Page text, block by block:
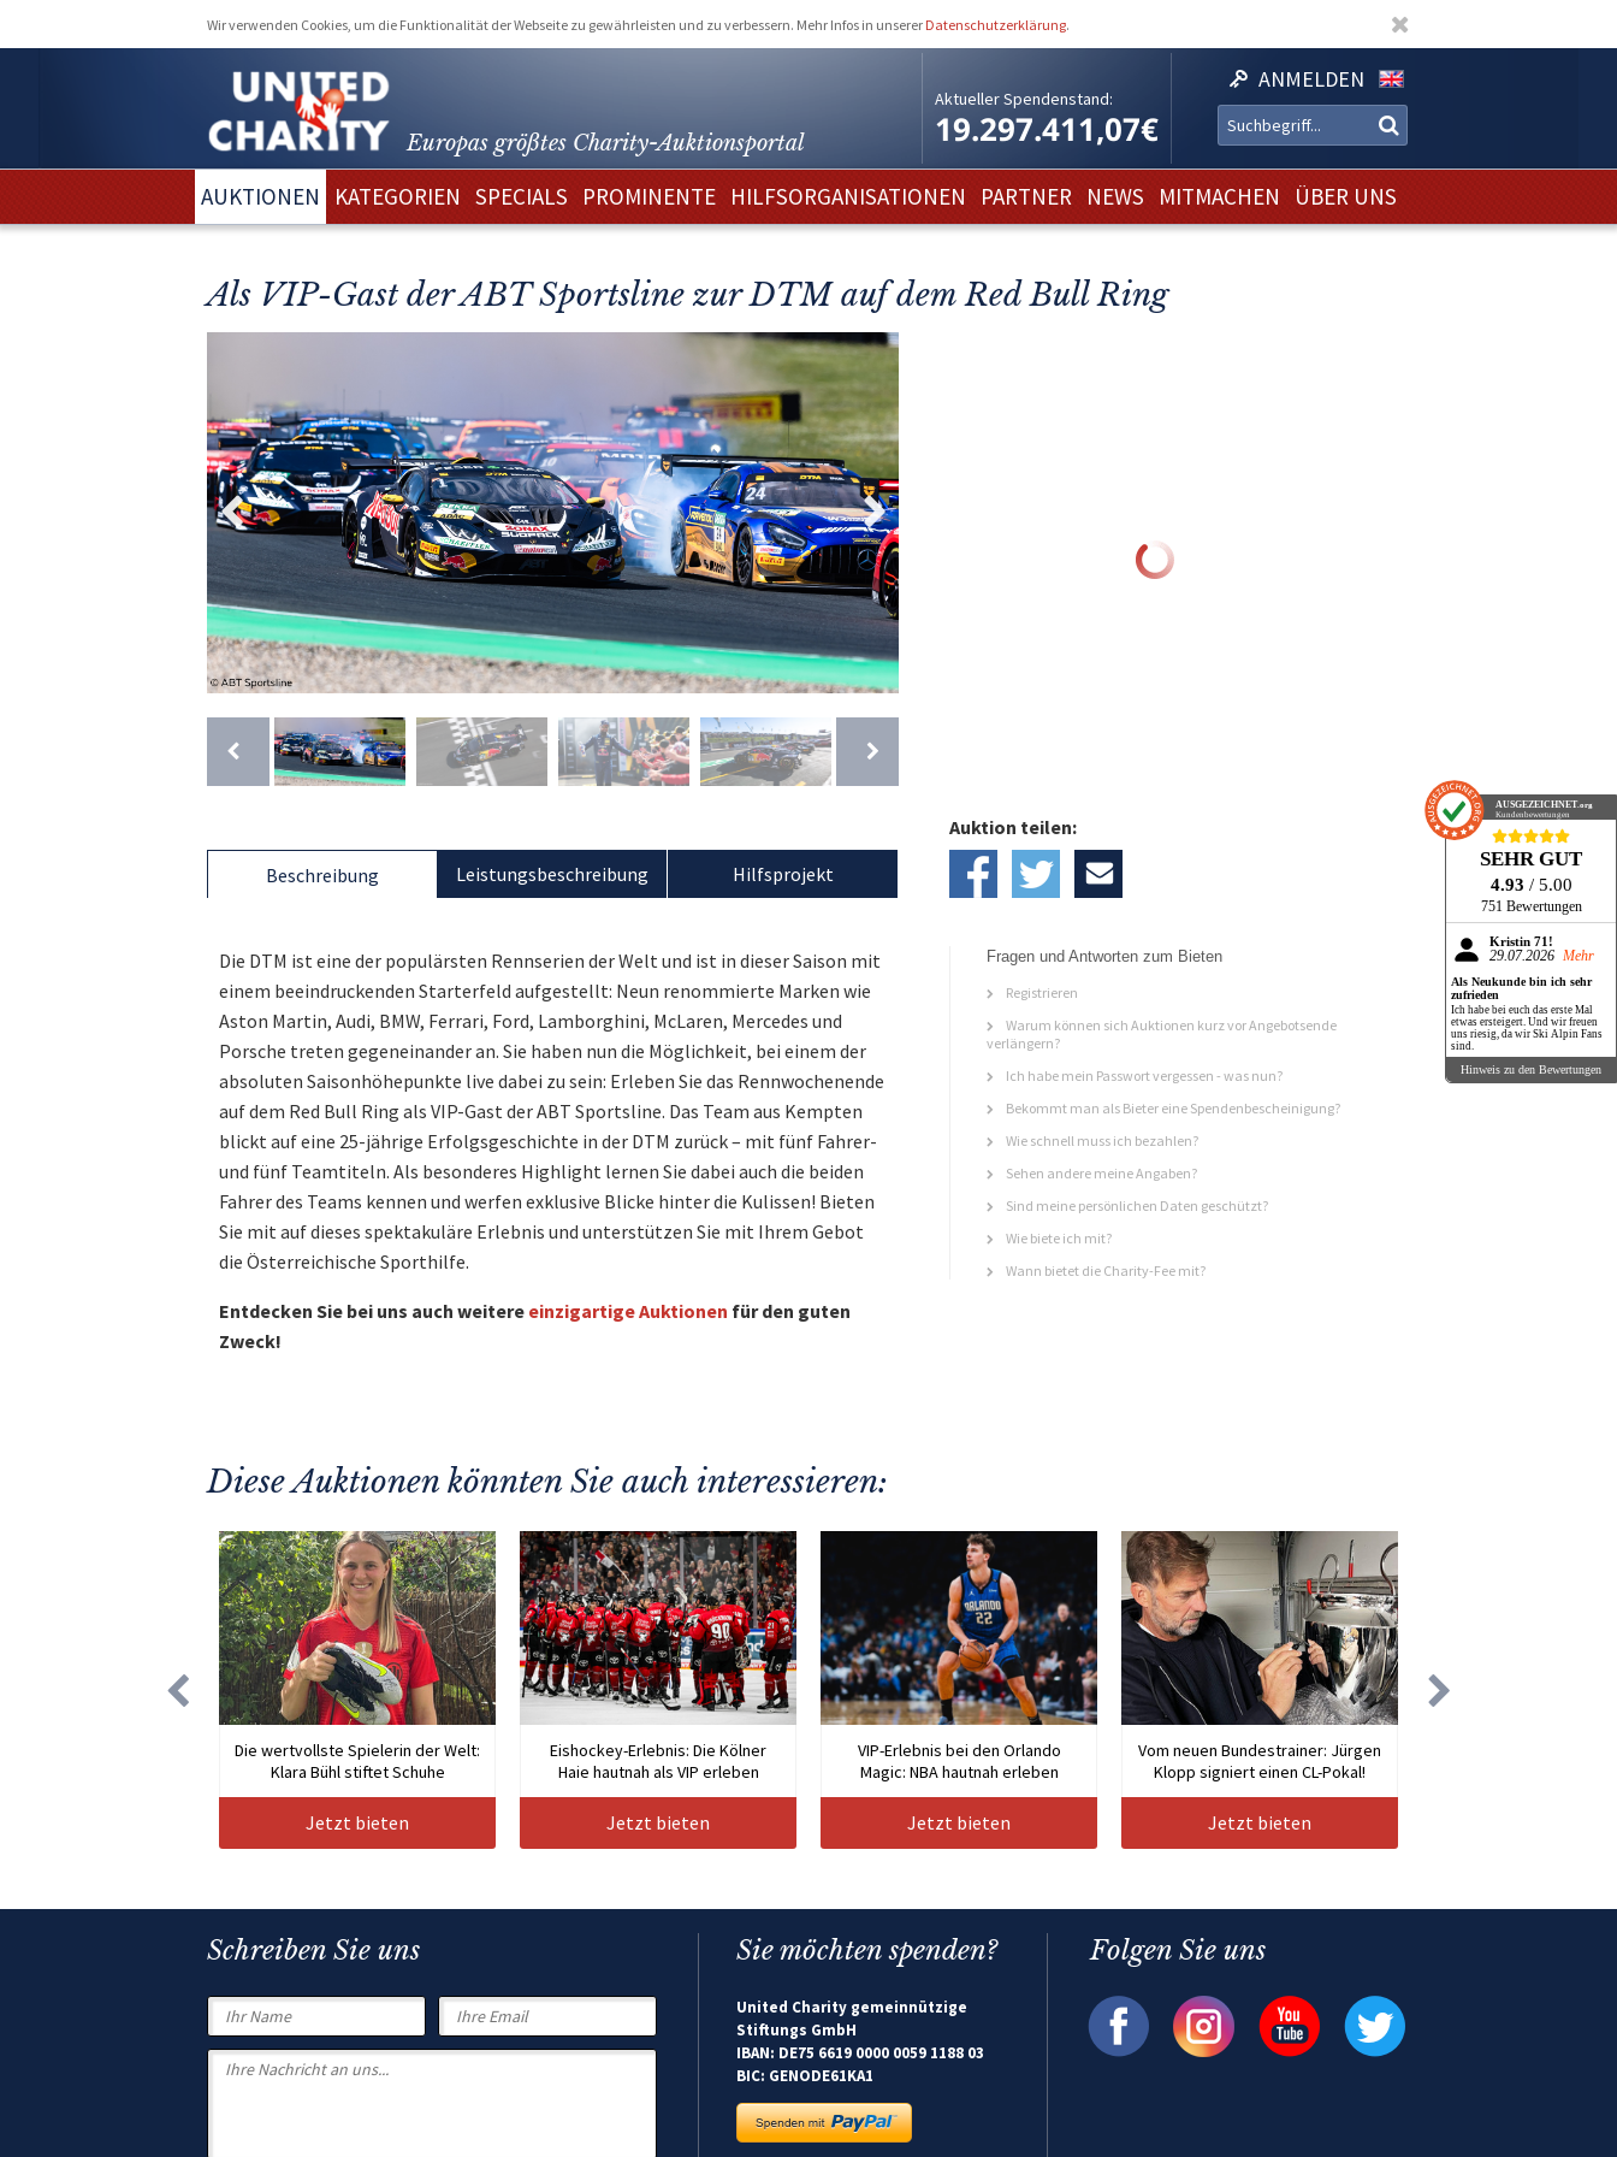
Wir verwenden Cookies, um die Funktionalität der Webseite zu gewährleisten und zu verbessern. Mehr Infos in unserer Datenschutzerklärung.
Europas größtes Charity-Auktionsportal
Aktueller Spendenstand:
19.297.411,07€
ANMELDEN
AUKTIONEN KATEGORIEN SPECIALS PROMINENTE HILFSORGANISATIONEN PARTNER NEWS MITMACHEN ÜBER UNS
Als VIP-Gast der ABT Sportsline zur DTM auf dem Red Bull Ring
Beschreibung
Die DTM ist eine der populärsten Rennserien der Welt und ist in dieser Saison mit
einem beeindruckenden Starterfeld aufgestellt: Neun renommierte Marken wie
Aston Martin, Audi, BMW, Ferrari, Ford, Lamborghini, McLaren, Mercedes und
Porsche treten gegeneinander an. Sie haben nun die Möglichkeit, bei einem der
absoluten Saisonhöhepunkte live dabei zu sein: Erleben Sie das Rennwochenende
auf dem Red Bull Ring als VIP-Gast der ABT Sportsline. Das Team aus Kempten
blickt auf eine 25-jährige Erfolgsgeschichte in der DTM zurück – mit fünf Fahrer-
und fünf Teamtiteln. Als besonderes Highlight lernen Sie dabei auch die beiden
Fahrer des Teams kennen und werfen exklusive Blicke hinter die Kulissen! Bieten
Sie mit auf dieses spektakuläre Erlebnis und unterstützen Sie mit Ihrem Gebot
die Österreichische Sporthilfe.
Entdecken Sie bei uns auch weitere einzigartige Auktionen für den guten
Zweck!
Leistungsbeschreibung Hilfsprojekt
Auktion teilen:
Fragen und Antworten zum Bieten
Registrieren
Warum können sich Auktionen kurz vor Angebotsende
verlängern?
Ich habe mein Passwort vergessen - was nun?
Bekommt man als Bieter eine Spendenbescheinigung?
Wie schnell muss ich bezahlen?
Sehen andere meine Angaben?
Sind meine persönlichen Daten geschützt?
Wie biete ich mit?
Wann bietet die Charity-Fee mit?
Diese Auktionen könnten Sie auch interessieren:
Die wertvollste Spielerin der Welt:
Klara Bühl stiftet Schuhe
Jetzt bieten
Eishockey-Erlebnis: Die Kölner
Haie hautnah als VIP erleben
Jetzt bieten
VIP-Erlebnis bei den Orlando
Magic: NBA hautnah erleben
Jetzt bieten
Vom neuen Bundestrainer: Jürgen
Klopp signiert einen CL-Pokal!
Jetzt bieten
Schreiben Sie uns Sie möchten spenden?
United Charity gemeinnützige
Stiftungs GmbH
IBAN: DE75 6619 0000 0059 1188 03
BIC: GENODE61KA1
Folgen Sie uns
AUSGEZEICHNET.org
Kundenbewertungen
SEHR GUT
4.93 / 5.00
751 Bewertungen
Kristin 71!
29.07.2026 Mehr
Als Neukunde bin ich sehr
zufrieden
Ich habe bei euch das erste Mal
etwas ersteigert. Und wir freuen
uns riesig, da wir Ski Alpin Fans
sind.
Hinweis zu den Bewertungen